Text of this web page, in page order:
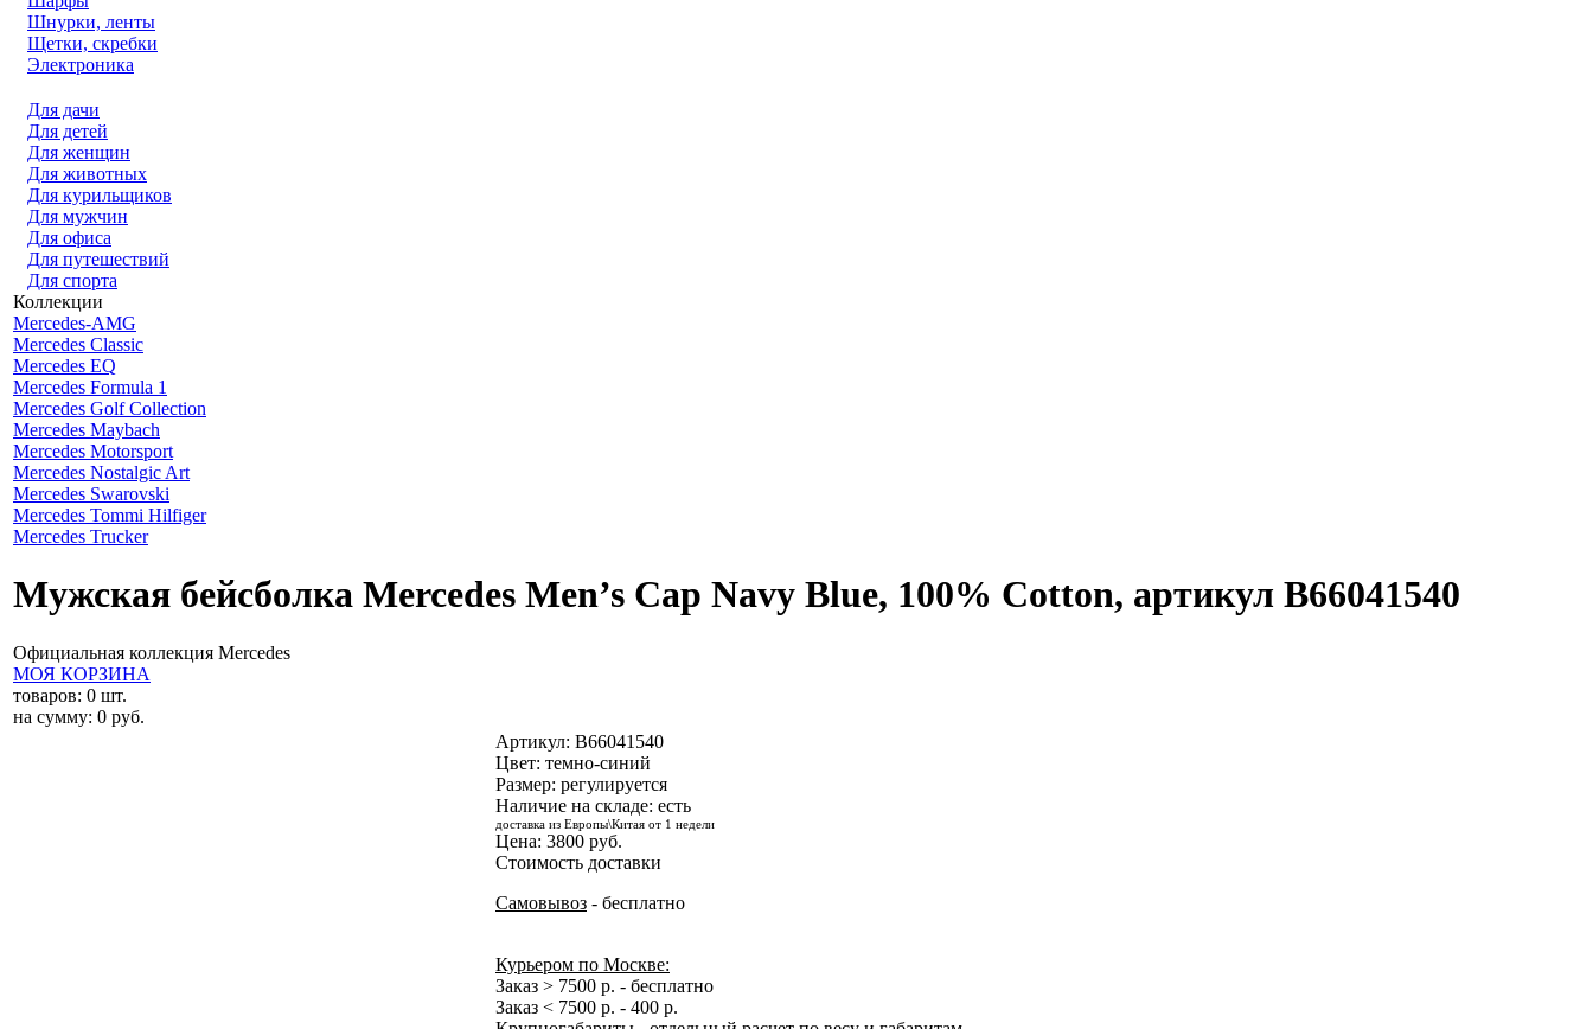
Шнурки, ленты
Щетки, скребки
Электроника
Для дачи
Для детей
Для женщин
Для животных
Для курильщиков
Для мужчин
Для офиса
Для путешествий
Для спорта
Коллекции
Mercedes-AMG
Mercedes Classic
Mercedes EQ
Mercedes Formula 1
Mercedes Golf Collection
Mercedes Maybach
Mercedes Motorsport
Mercedes Nostalgic Art
Mercedes Swarovski
Mercedes Tommi Hilfiger
Mercedes Trucker
Мужская бейсболка Mercedes Men’s Cap Navy Blue, 100% Cotton, артикул B66041540
Официальная коллекция Mercedes
МОЯ КОРЗИНА
товаров: 0 шт.
на сумму: 0 руб.
Артикул: B66041540
Цвет: темно-синий
Размер: регулируется
Наличие на складе: есть
доставка из Европы\Китая от 1 недели
Цена: 3800 руб.
Стоимость доставки
Самовывоз - бесплатно
Курьером по Москве:
Заказ > 7500 р. - бесплатно
Заказ < 7500 р. - 400 р.